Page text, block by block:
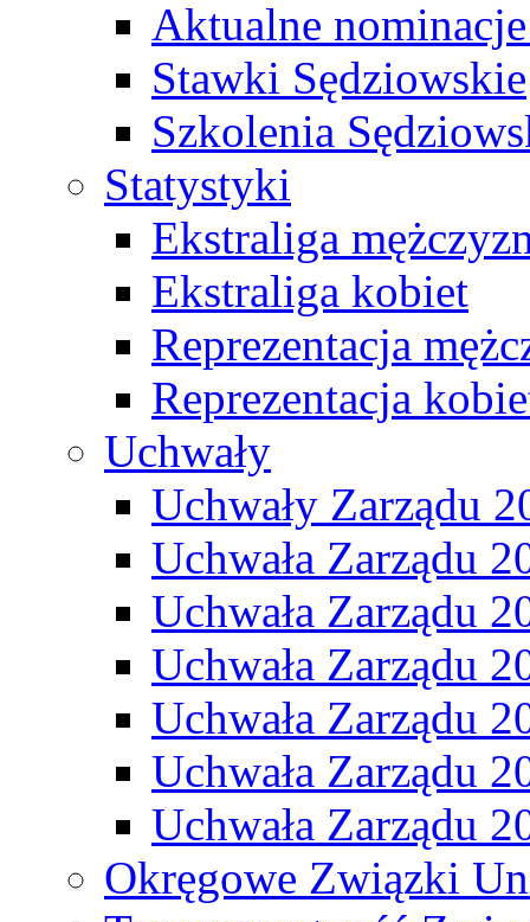
Aktualne
Stawki Sędziowskie
Szkolenia
Statystyki
Ekstraliga
Ekstraliga kobiet
Reprezentacja
Reprezentacja
Uchwały
Uchwały Zarządu
Uchwała Zarządu
Uchwała Zarządu
Uchwała Zarządu
Uchwała Zarządu
Uchwała Zarządu
Uchwała Zarządu
Okręgowe Związki